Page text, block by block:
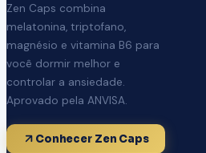
Zen Caps combina
melatonina, triptofano,
magnésio e vitamina B6 para
você dormir melhor e
controlar a ansiedade.
Aprovado pela ANVISA.
Conhecer Zen Caps